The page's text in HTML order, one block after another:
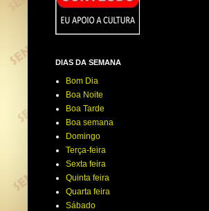
DIAS DA SEMANA
Bom Dia
Boa Noite
Boa Tarde
Boa semana
Domingo
Terça-feira
Sexta feira
Quinta feira
Quarta feira
Sábado